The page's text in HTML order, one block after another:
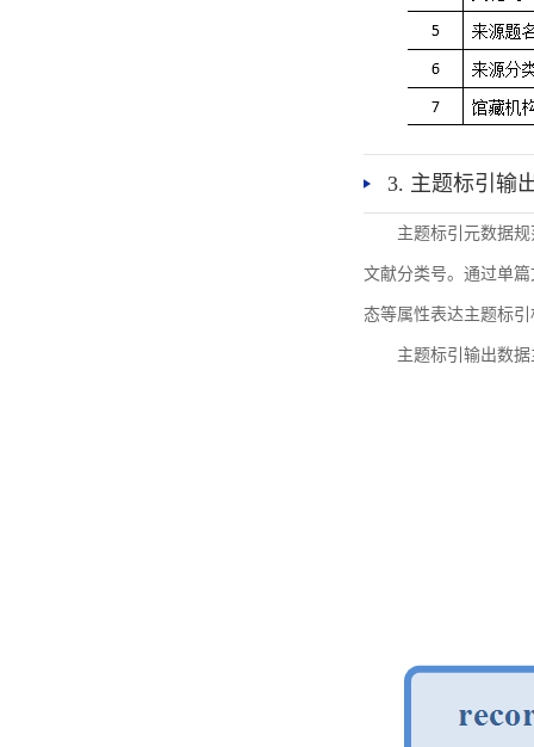
3. 主题标引输
主题标引元数据
文献分类号。通过单
态等属性表达主题标
主题标引输出数